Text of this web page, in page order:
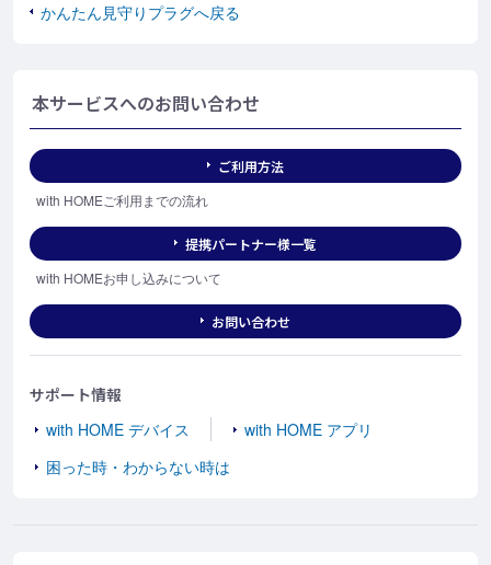
かんたん見守りプラグへ戻る
本サービスへのお問い合わせ
ご利用方法
with HOMEご利用までの流れ
提携パートナー様一覧
with HOMEお申し込みについて
お問い合わせ
サポート情報
with HOME デバイス
with HOME アプリ
困った時・わからない時は